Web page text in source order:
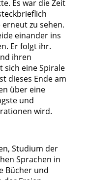
Es war die Zeit
zu sehen.
einander ins
Er folgt ihr.
ihren
sich eine Spirale
dieses Ende am
über eine
und
wird.
Studium der
Sprachen in
Bücher und